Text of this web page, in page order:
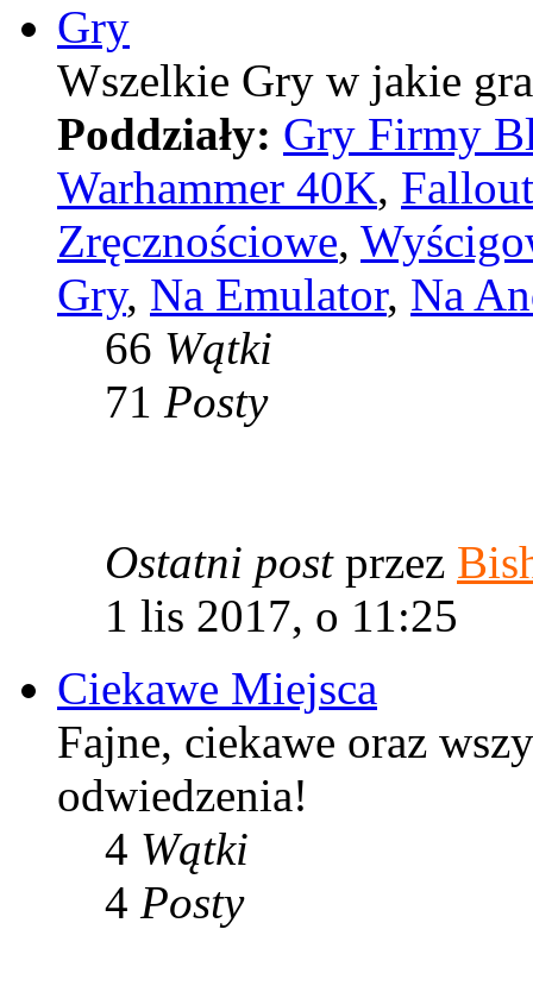
Gry
Wszelkie Gry w jakie
Poddziały: Gry Firmy
Warhammer 40K, Fallout
Zręcznościowe,
Gry, Na Emulator, Na
66 Wątki
71 Posty
Ostatni postprzez
1 lis 2017, o 11:25
Ciekawe Miejsca
Fajne, ciekawe oraz
odwiedzenia!
4 Wątki
4 Posty